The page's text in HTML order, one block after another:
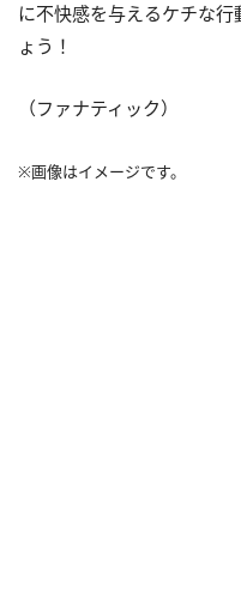
に不快感を与えるケチな
ょう！
（ファナティック）
※画像はイメージです。